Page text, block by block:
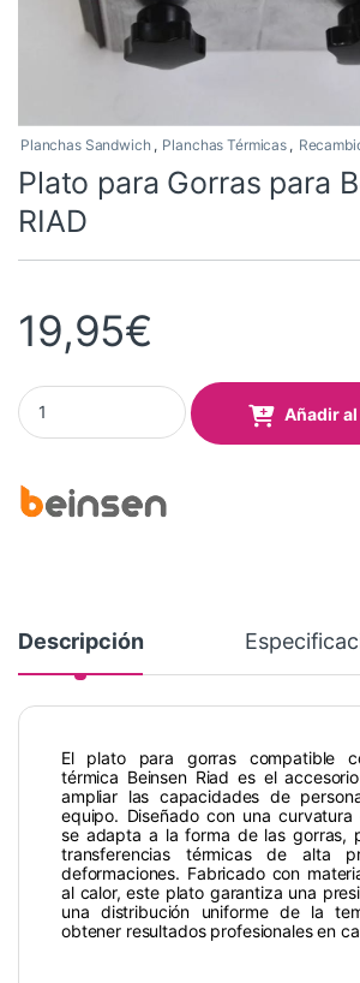
Planchas Sandwich , Planchas Térmicas ,
Plato para Gorras para
RIAD
19,95€
Plato para Gorras para Beinsen RIAD
Añadir
Descripción
El plato para gorras compatible
térmica Beinsen Riad es el
ampliar las capacidades de
equipo. Diseñado con una
se adapta a la forma de las gorras,
transferencias térmicas de alta
deformaciones. Fabricado con
al calor, este plato garantiza una
una distribución uniforme de la
obtener resultados profesionales en